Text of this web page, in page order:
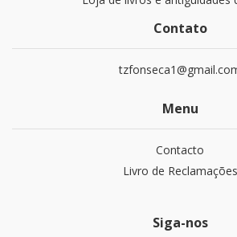
Contato
Menu
Contacto
Livro de Reclamações
Siga-nos